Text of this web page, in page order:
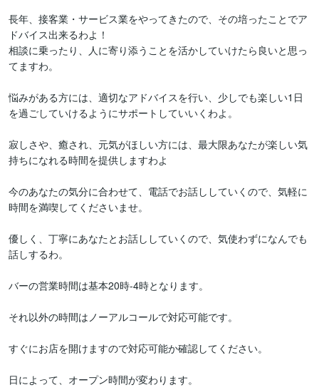
長年、接客業・サービス業をやってきたので、その培ったことでア
ドバイス出来るわよ！
相談に乗ったり、人に寄り添うことを活かしていけたら良いと思っ
てますわ。
悩みがある方には、適切なアドバイスを行い、少しでも楽しい1日
を過ごしていけるようにサポートしていいくわよ。
寂しさや、癒され、元気がほしい方には、最大限あなたが楽しい気
持ちになれる時間を提供しますわよ
今のあなたの気分に合わせて、電話でお話ししていくので、気軽に
時間を満喫してくださいませ。
優しく、丁寧にあなたとお話ししていくので、気使わずになんでも
話しするわ。
バーの営業時間は基本20時-4時となります。
それ以外の時間はノーアルコールで対応可能です。
すぐにお店を開けますので対応可能か確認してください。
日によって、オープン時間が変わります。